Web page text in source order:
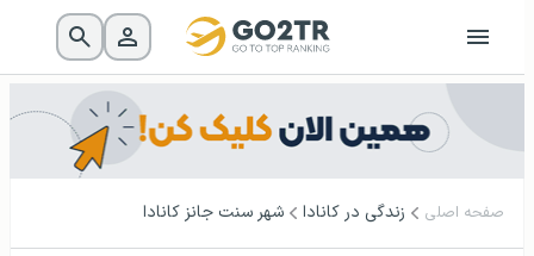
صفحه اصلی زندگی در کانادا شهر سنت جانز کانادا